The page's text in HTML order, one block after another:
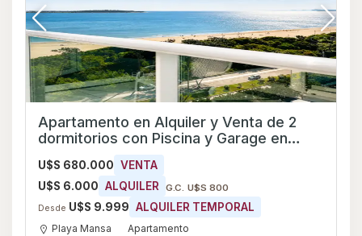
Apartamento en Alquiler y Venta de 2
dormitorios con Piscina y Garage en
Playa Mansa, Maldonado
U$S 680.000 VENTA
U$S 6.000 ALQUILER
G.C. U$S 800
Desde U$S 9.999 ALQUILER TEMPORAL
Playa Mansa Apartamento